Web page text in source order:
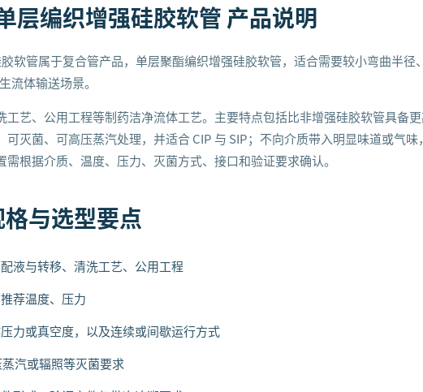
层编织增强硅胶软管产品说明
软管属于复合管产品，单层聚酯编织增强硅胶软管，适合需要较小弯曲半径
流体输送场景。
工艺、公用工程等制药洁净流体工艺。主要特点包括比非增强硅胶软管具备
灭菌、可高压蒸汽处理，并适合 CIP 与 SIP；不向介质带入明显味道或气味
根据介质、温度、压力、灭菌方式、接口和验证要求确认。
格与选型要点
液与转移、清洗工艺、公用工程
荐温度、压力
力或真空度，以及连续或间歇运行方式
汽或辐照等灭菌要求